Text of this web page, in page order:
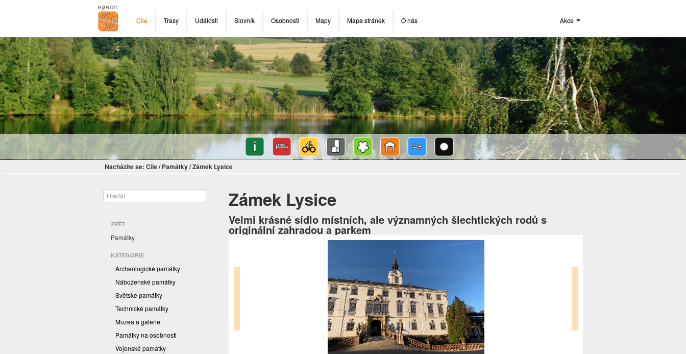
Cíle Trasy Události Slovník Osobnosti Mapy Mapa stránek O nás Akce
Nacházíte se: Cíle/ Památky/Zámek Lysice
ZPĚT
Památky
KATEGORIE
Archeologické památky
Náboženské památky
Světské památky
Technické památky
Muzea a galerie
Památky na osobnosti
Vojenské památky
Zámek Lysice
Velmi krásné sídlo místních, ale významných šlechtických rodů s
originální zahradou a parkem